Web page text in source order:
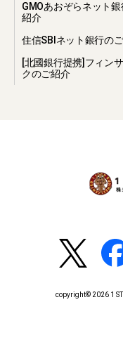
GMOあおぞらネット
紹介
住信SBIネット銀行の
[北國銀行提携]フィン
クのご紹介
copyright© 2026 1